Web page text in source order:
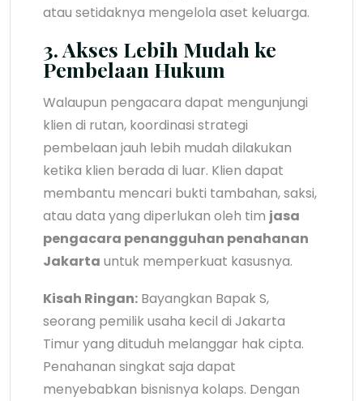
atau setidaknya mengelola aset keluarga.
3. Akses Lebih Mudah ke
Pembelaan Hukum
Walaupun pengacara dapat mengunjungi
klien di rutan, koordinasi strategi
pembelaan jauh lebih mudah dilakukan
ketika klien berada di luar. Klien dapat
membantu mencari bukti tambahan, saksi,
atau data yang diperlukan oleh tim jasa
pengacara penangguhan penahanan
Jakarta untuk memperkuat kasusnya.
Kisah Ringan: Bayangkan Bapak S,
seorang pemilik usaha kecil di Jakarta
Timur yang dituduh melanggar hak cipta.
Penahanan singkat saja dapat
menyebabkan bisnisnya kolaps. Dengan